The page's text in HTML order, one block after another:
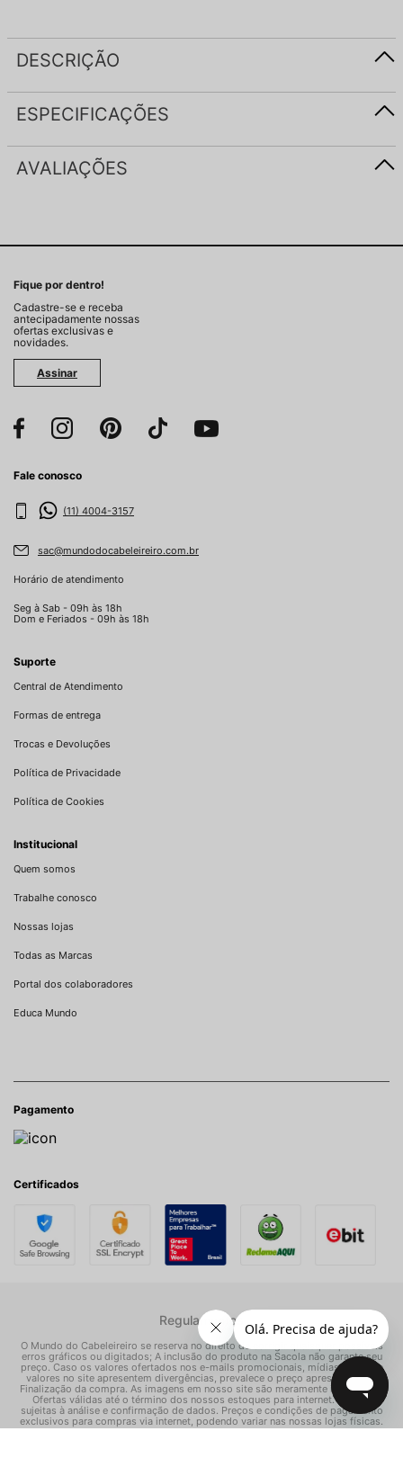
DESCRIÇÃO
ESPECIFICAÇÕES
AVALIAÇÕES
Fique por dentro!
Cadastre-se e receba
antecipadamente nossas
ofertas exclusivas e
novidades.
Assinar
Fale conosco
(11) 4004-3157
sac@mundodocabeleireiro.com.br
Horário de atendimento
Seg à Sab - 09h às 18h
Dom e Feriados - 09h às 18h
Suporte
Central de Atendimento
Formas de entrega
Trocas e Devoluções
Política de Privacidade
Política de Cookies
Institucional
Quem somos
Trabalhe conosco
Nossas lojas
Todas as Marcas
Portal dos colaboradores
Educa Mundo
Pagamento
Certificados
Regulamentos
O Mundo do Cabeleireiro se reserva no direito de corrigir quaisquer possíveis
erros gráficos ou digitados; A inclusão do produto na Sacola não garante seu
preço. Caso os valores ofertados nos e-mails promocionais, mídias sociais e
valores no site apresentem divergências, prevalece o preço apresentado na
Finalização da compra. As imagens em nosso site são meramente ilustrativas.
Ofertas válidas até o término dos nossos estoques para internet. Vendas
sujeitas à análise e confirmação de dados. Preços e condições de pagamento
exclusivos para compras via internet, podendo variar nas nossas lojas físicas.